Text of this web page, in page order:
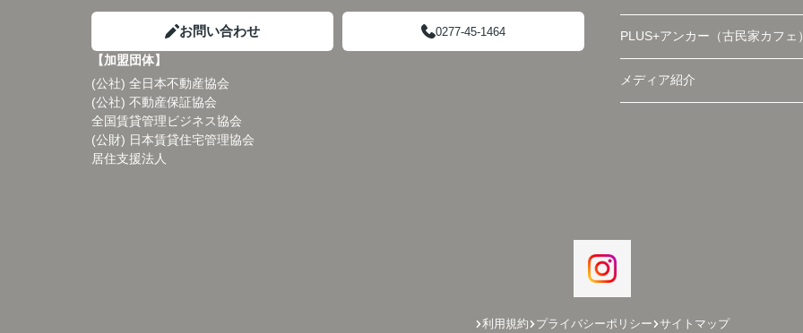
お問い合わせ 0277-45-1464
【加盟団体】
(公社) 全日本不動産協会
(公社) 不動産保証協会
全国賃貸管理ビジネス協会
(公財) 日本賃貸住宅管理協会
居住支援法人
PLUS+アンカー（古民家カフェ
メディア紹介
利用規約 プライバシーポリシー サイトマップ